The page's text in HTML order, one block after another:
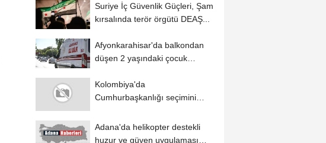
Suriye İç Güvenlik Güçleri, Şam
kırsalında terör örgütü DEAŞ...
Afyonkarahisar'da balkondan
düşen 2 yaşındaki çocuk
Kolombiya'da
Cumhurbaşkanlığı seçimini
Espriella...
Adana'da helikopter destekli
huzur ve güven uygulaması